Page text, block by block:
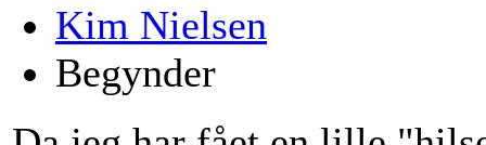
Kim Nielsen
Begynder